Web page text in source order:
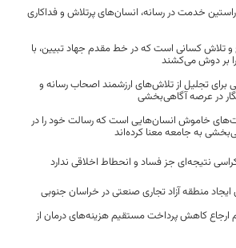
راستین خدمت در رسانه، انسان‌های پرتلاش و فداکاری
و تلاش کسانی است که در خط مقدم جهاد تبیین، با
را بر دوش می‌کشند
برای تجلیل از تلاش‌های ارزشمند اصحاب رسانه و
در عرصه آگاهی‌بخشی
خاموش انسان‌هایی است که رسالت خود را در
به جامعه معنا کرده‌اند
نتیجه‌ای جز فساد و انحطاط اخلاقی ندارد
ایجاد منطقه آزاد تجاری صنعتی در خراسان جنوبی
ارجاع کاهش پرداخت مستقیم هزینه‌های درمان از